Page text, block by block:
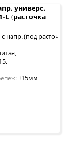
универс.
L (расточка
напр. (под расточку
,
,
+15мм